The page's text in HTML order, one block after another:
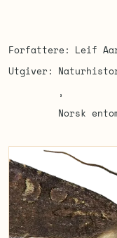
Forfattere Leif
Utgiver
Norsk